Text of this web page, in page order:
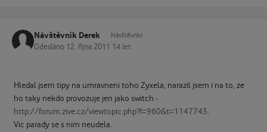
Návštěvník Derek Návštěvníci
Odesláno 12. října 2011 14 let
Hledal jsem tipy na umravneni toho Zyxela, narazil jsem i na to, ze
ho taky nekdo provozuje jen jako switch -
http://forum.zive.cz/viewtopic.php?f=960&t=1147743.
Vic parady se s nim neudela.